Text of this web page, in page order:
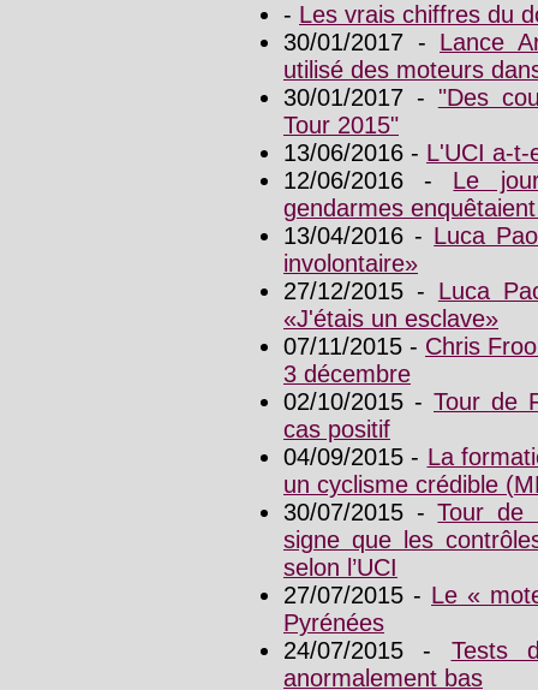
- Les vrais chiffres du
30/01/2017 - Lance
utilisé des moteurs
30/01/2017 - "Des
Tour 2015"
13/06/2016 - L'UCI a-t-
12/06/2016 - Le
gendarmes
13/04/2016 - Luca
involontaire»
27/12/2015 - Luca
«J'étais un esclave»
07/11/2015 - Chris
3 décembre
02/10/2015 - Tour de
cas positif
04/09/2015 - La
un cyclisme crédible
30/07/2015 -Tour de
signe que les
selon l’UCI
27/07/2015 - Le «
Pyrénées
24/07/2015 - Tests
anormalement bas